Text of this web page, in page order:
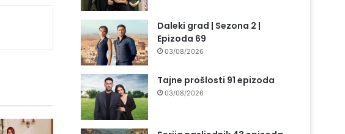
Daleki grad | Sezona 2 |
Epizoda 69
03/08/2026
Tajne prošlosti 91 epizoda
03/08/2026